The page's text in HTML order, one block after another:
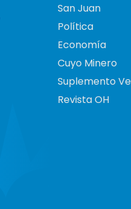
San Juan
Política
Economía
Cuyo Minero
Suplemento
Revista OH